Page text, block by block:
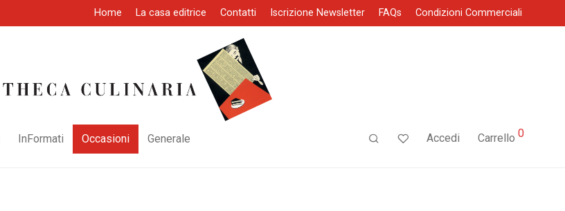
Home La casa editrice Contatti Iscrizione Newsletter FAQs Condizioni Commerciali
InFormati Occasioni Generale Accedi Carrello 0